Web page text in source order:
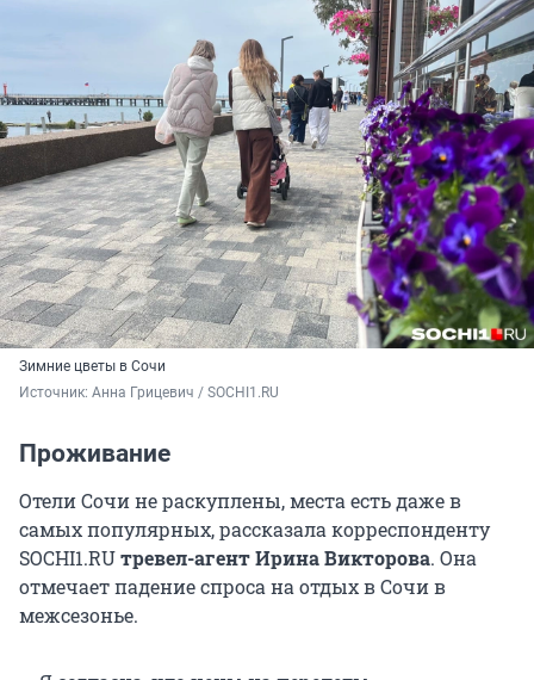
Зимние цветы в Сочи
Источник: Анна Грицевич / SOCHI1.RU
Проживание
Отели Сочи не раскуплены, места есть даже в
самых популярных, рассказала корреспонденту
SOCHI1.RUтревел-агент Ирина Викторова. Она
отмечает падение спроса на отдых в Сочи в
межсезонье.